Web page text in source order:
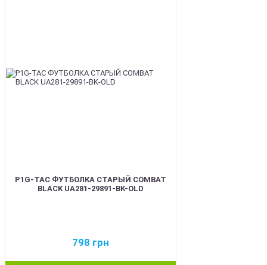
P1G-TAC ФУТБОЛКА СТАРЫЙ COMBAT
BLACK UA281-29891-BK-OLD
798 грн